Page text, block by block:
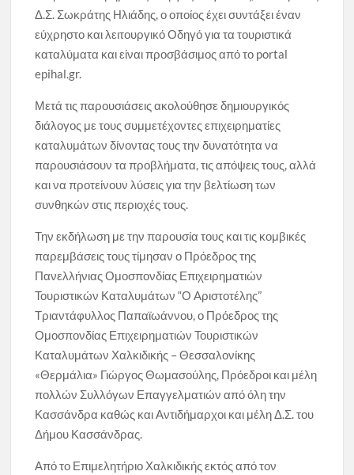
Δ.Σ. Σωκράτης Ηλιάδης, ο οποίος έχει συντάξει έναν
εύχρηστο και λειτουργικό Οδηγό για τα τουριστικά
καταλύματα και είναι προσβάσιμος από το portal
epihal.gr.
Μετά τις παρουσιάσεις ακολούθησε δημιουργικός
διάλογος με τους συμμετέχοντες επιχειρηματίες
καταλυμάτων δίνοντας τους την δυνατότητα να
παρουσιάσουν τα προβλήματα, τις απόψεις τους, αλλά
και να προτείνουν λύσεις για την βελτίωση των
συνθηκών στις περιοχές τους.
Την εκδήλωση με την παρουσία τους και τις κομβικές
παρεμβάσεις τους τίμησαν ο Πρόεδρος της
Πανελλήνιας Ομοσπονδίας Επιχειρηματιών
Τουριστικών Καταλυμάτων “Ο Αριστοτέλης”
Τριαντάφυλλος Παπαϊωάννου, ο Πρόεδρος της
Ομοσπονδίας Επιχειρηματιών Τουριστικών
Καταλυμάτων Χαλκιδικής – Θεσσαλονίκης
«Θερμάλια» Γιώργος Θωμασούλης, Πρόεδροι και μέλη
πολλών Συλλόγων Επαγγελματιών από όλη την
Κασσάνδρα καθώς και Αντιδήμαρχοι και μέλη Δ.Σ. του
Δήμου Κασσάνδρας.
Από το Επιμελητήριο Χαλκιδικής εκτός από τον